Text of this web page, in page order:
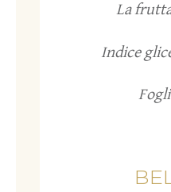
La
Indice